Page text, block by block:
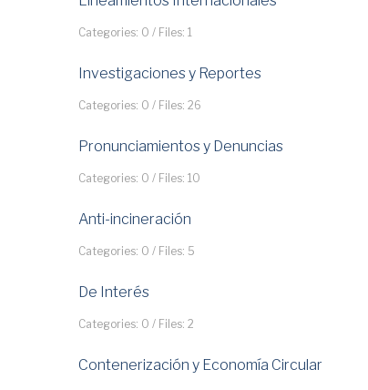
Categories: 0 / Files: 1
Investigaciones y Reportes
Categories: 0 / Files: 26
Pronunciamientos y Denuncias
Categories: 0 / Files: 10
Anti-incineración
Categories: 0 / Files: 5
De Interés
Categories: 0 / Files: 2
Contenerización y Economía Circular